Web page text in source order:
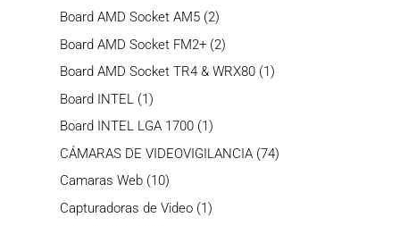
productos
Board AMD Socket AM5 22
productos
Board AMD Socket FM2+ 22
productos
Board AMD Socket TR4 & WRX80 11
Board INTEL 11
producto
Board INTEL LGA 1700 11
producto
CÁMARAS DE VIDEOVIGILANCIA 7474
Camaras Web 1010
productos
Capturadoras de Video 11